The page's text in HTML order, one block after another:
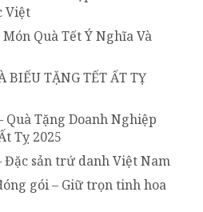
Việt
Quà Tết Ý Nghĩa Và
BIẾU TẶNG TẾT ẤT TỴ
Quà Tặng Doanh Nghiệp
Tỵ 2025
Đặc sản trứ danh Việt Nam
gói – Giữ trọn tinh hoa